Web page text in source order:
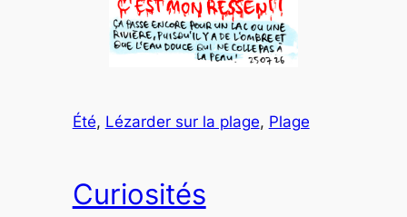
Été, Lézarder sur la plage, Plage
Curiosités